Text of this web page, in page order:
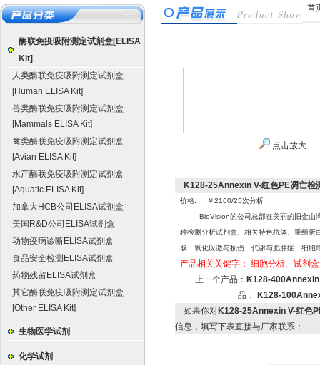
酶联免疫吸附测定试剂盒[ELISA
Kit]
人类酶联免疫吸附测定试剂盒
[Human ELISA Kit]
兽类酶联免疫吸附测定试剂盒
[Mammals ELISA Kit]
禽类酶联免疫吸附测定试剂盒
[Avian ELISA Kit]
水产酶联免疫吸附测定试剂盒
[Aquatic ELISA Kit]
加拿大HCB公司ELISA试剂盒
美国R&D公司ELISA试剂盒
动物疫病诊断ELISA试剂盒
食品安全检测ELISA试剂盒
药物残留ELISA试剂盒
其它酶联免疫吸附测定试剂盒
[Other ELISA Kit]
生物医学试剂
化学试剂
首
点击放大
K128-25Annexin V-红色PE凋亡
价格: ￥2160/25次分析
BioVision的公司总部在美丽的旧金山
种检测分析试剂盒、相关特色抗体、重组
取、氧化应激与损伤、代谢与肥胖症、细胞
产品相关关键字： 细胞分析、试剂盒
上一个产品： K128-
品：
K128-
如果你对K128-25Annexin V-红色
信息，填写下表直接与厂家联系：